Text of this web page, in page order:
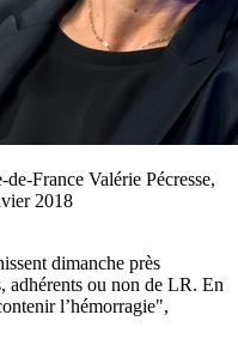
France Valérie Pécresse,
2018
dimanche près
adhérents ou non de LR. En
l’hémorragie",